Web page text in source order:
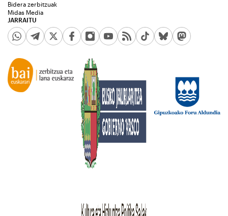
JARRAITU
Bidera zerbitzuak
Midas Media